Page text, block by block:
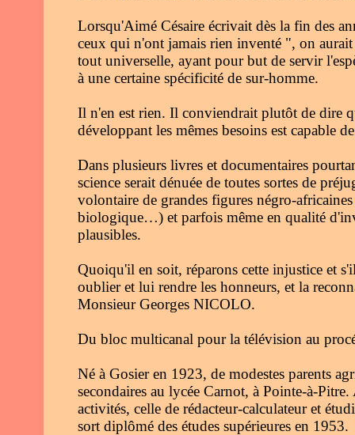
Lorsqu'Aimé Césaire écrivait dès la fin des
ceux qui n'ont jamais rien inventé ", on aurait
tout universelle, ayant pour but de servir
à une certaine spécificité de sur-homme.
Il n'en est rien. Il conviendrait plutôt de dire
développant les mêmes besoins est capable
Dans plusieurs livres et documentaires
science serait dénuée de toutes sortes de
volontaire de grandes figures négro-
biologique…) et parfois même en qualité
plausibles.
Quoiqu'il en soit, réparons cette injustice et
oublier et lui rendre les honneurs, et la
Monsieur Georges NICOLO.
Du bloc multicanal pour la télévision au
Né à Gosier en 1923, de modestes parents
secondaires au lycée Carnot, à Pointe-à-
activités, celle de rédacteur-calculateur et
sort diplômé des études supérieures en 1953.